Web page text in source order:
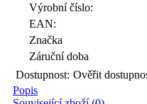
Výrobní číslo:
EAN:
Značka
Záruční doba
Dostupnost: Ověřit
Popis